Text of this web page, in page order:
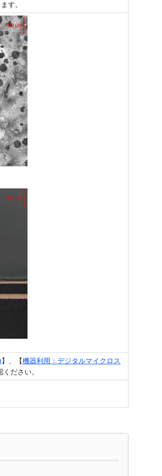
す。
】、【機器利用：デジタルマイクロス
ください。